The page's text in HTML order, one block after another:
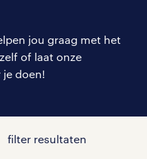
mijn carrière
over randstad
jou graag met het
of laat onze
je doen!
filter resultaten